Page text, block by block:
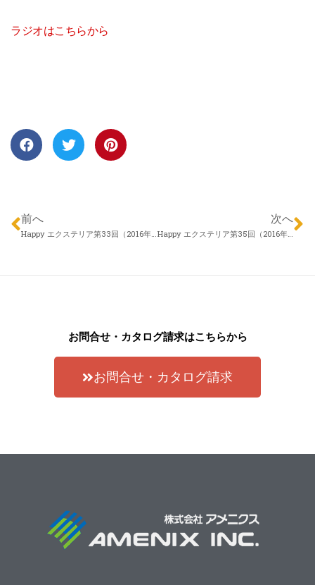
ラジオはこちらから
前へ
Happy エクステリア第33回（2016年05月12日）アイザックデザイン メリーガーデン 松本尚志さん「夏の日差し対策」
次へ
Happy エクステリア第35回（2016年05月26日）株式会社 佐藤園芸 藤原良一さん「お庭を考える時に心がけていること」
お問合せ・カタログ請求はこちらから
お問合せ・カタログ請求